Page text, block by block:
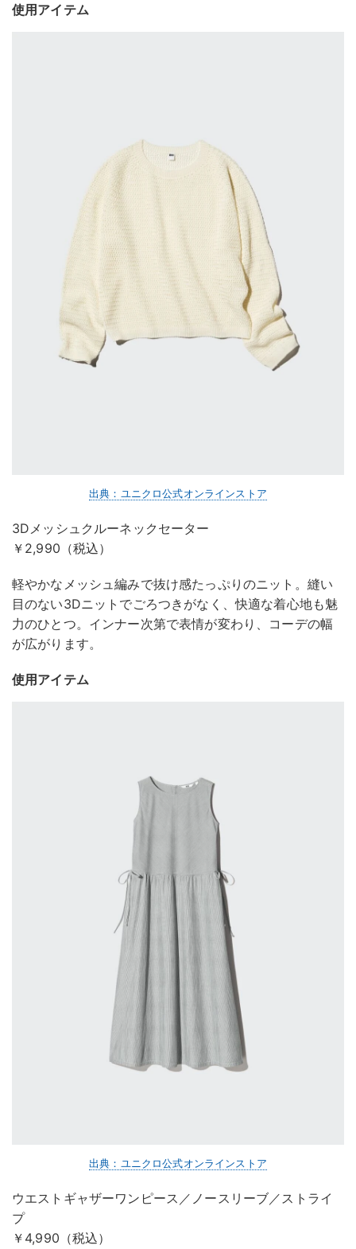
使用アイテム
出典：ユニクロ公式オンラインストア
3Dメッシュクルーネックセーター
￥2,990（税込）
軽やかなメッシュ編みで抜け感たっぷりのニット。縫い
目のない3Dニットでごろつきがなく、快適な着心地も魅
力のひとつ。インナー次第で表情が変わり、コーデの幅
が広がります。
使用アイテム
出典：ユニクロ公式オンラインストア
ウエストギャザーワンピース／ノースリーブ／ストライ
プ
￥4,990（税込）